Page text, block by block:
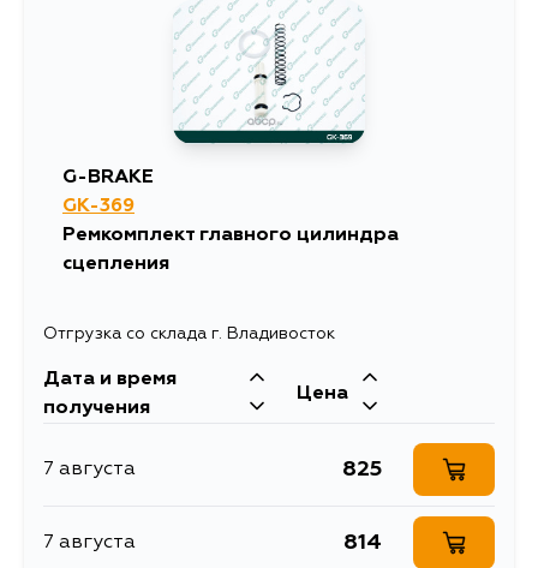
636
636
18 августа
G-BRAKE
GK-369
Ремкомплект главного цилиндра
сцепления
Отгрузка со склада г. Владивосток
Дата и время
получения
Цена
7 августа 825
7 августа 814